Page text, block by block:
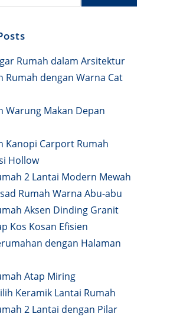
Rumah dalam Arsitektur
Rumah dengan Warna Cat
Warung Makan Depan
Kanopi Carport Rumah
Hollow
2 Lantai Modern Mewah
Rumah Warna Abu-abu
Aksen Dinding Granit
Kos Kosan Efisien
dengan Halaman
Atap Miring
Keramik Lantai Rumah
2 Lantai dengan Pilar